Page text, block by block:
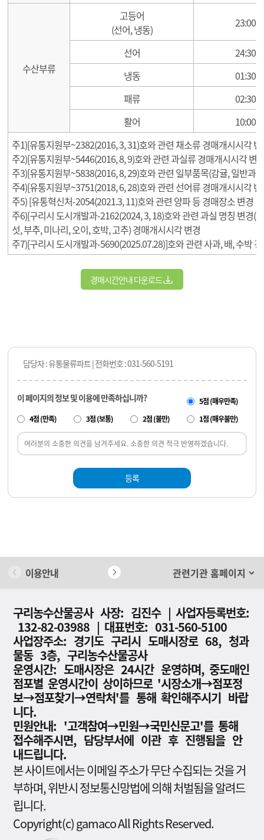
수산부류
고등어
(선어, 냉동)
23:00
선어
24:30
냉동
01:30
패류
02:30
활어
10:00
주1)[유통지원부~2382(2016, 3, 31)호와 관련 채소류 경매개시시각
주2)[유통지원부~5446(2016, 8, 9)호와 관련 과실류 경매개시시각
주3)[유통지원부~5838(2016, 8, 29)호와 관련 일부품목(감귤, 일반과
주4)[유통지원부~3751(2018, 6, 28)호와 관련 선어류 경매개시시각
주5) [유통혁신처-2054(2021.3, 11)호와 관련 양파 등 경매장소 변경
주6)[구리시 도시개발과-2162(2024, 3, 18)호와 관련 과실 명칭 변경(
섯, 부추, 미나리, 오이, 호박, 고추) 경매개시시각 변경
주7)[구리시 도시개발과-5690(2025.07.28)]호와 관련 사과, 배, 수박
경매시간안내다운로드
담당자 : 유통물류파트 | 전화번호 : 031-560-5191
이 페이지의 정보 및 이용에 만족하십니까?
5점 (매우만족)
4점 (만족)
3점 (보통) 2점 (불만) 1점 (매우불만)
등록
이용안내 개인정보 처리방침
구리농수산물공사 사장: 김진수 | 사업자등록번호:
132-82-03988 | 대표번호: 031-560-5100
사업장주소: 경기도 구리시 도매시장로 68, 청과
물동 3층, 구리농수산물공사
운영시간: 도매시장은 24시간 운영하며, 중도매인
점포별 운영시간이 상이하므로 '시장소개→점포정
보→점포찾기→연락처'를 통해 확인해주시기 바랍
니다.
민원안내: '고객참여→민원→국민신문고'를 통해
접수해주시면, 담당부서에 이관 후 진행됨을 안
내드립니다.
본 사이트에서는 이메일 주소가 무단 수집되는 것을 거
부하며, 위반시 정보통신망법에 의해 처벌됨을 알려드
립니다.
Copyright(c) gamaco All Rights Reserved.